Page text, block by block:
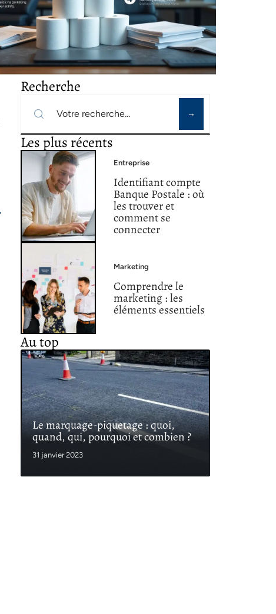
Recherche
Les plus récents
Entreprise
Identifiant compte
Banque Postale : où
les trouver et
comment se
connecter
Marketing
Comprendre le
marketing : les
éléments essentiels
Au top
Le marquage-piquetage : quoi,
quand, qui, pourquoi et combien ?
31 janvier 2023